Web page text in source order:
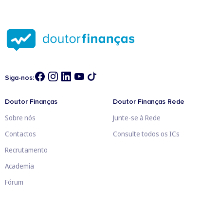
Siga-nos:
Doutor Finanças
Sobre nós
Contactos
Recrutamento
Academia
Fórum
Doutor Finanças Rede
Junte-se à Rede
Consulte todos os ICs